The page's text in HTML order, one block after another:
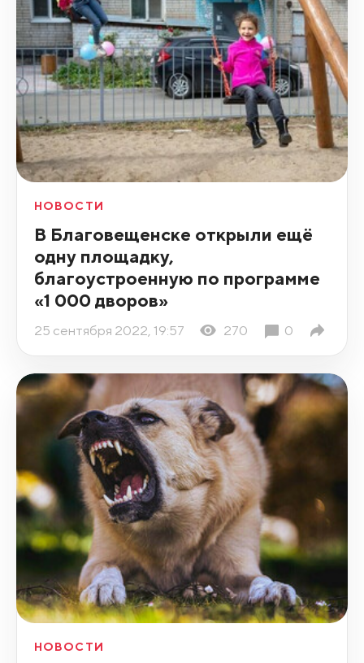
НОВОСТИ
В Благовещенске открыли ещё
одну площадку,
благоустроенную по программе
«1 000 дворов»
25 сентября 2022, 19:57 270 0
НОВОСТИ